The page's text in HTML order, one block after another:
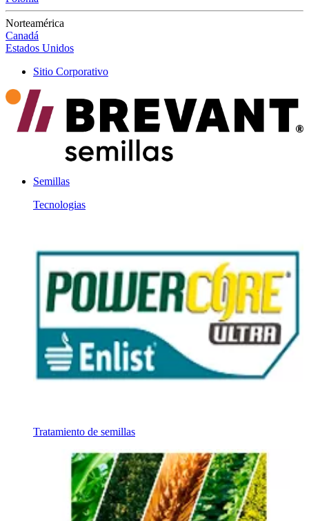
Norteamérica
Canadá
Estados Unidos
Sitio Corporativo
Semillas
Tecnologias
Tratamiento de semillas